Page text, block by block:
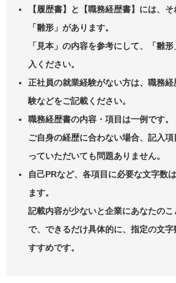
【履歴書】と【職務経歴書】には、
「雛形」があります。
「見本」の内容を参考にして、「雛
入ください。
正社員の就業経験がない方は、職務
験などをご記載ください。
職務経歴書の内容・項目は一例です。
ご自身の経歴に合わない場合、記入
っていただいても問題ありません。
自己PRなど、各項目に必要な文字数
ます。
記載内容が少ないと企業にあなたの
で、できるだけ具体的に、指定の文
すすめです。